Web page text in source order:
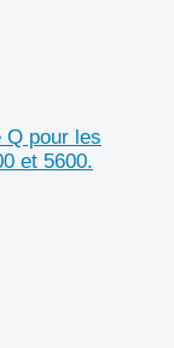
Q pour les
et 5600.